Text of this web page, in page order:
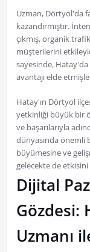
Uzman, Dörtyol'da
kazandırmıştır.
çıkmış, organik
müşterilerini
sayesinde,
avantajı elde
Hatay'ın Dörtyol
yetkinliği büyük bir
ve başarılarıyla
dünyasında önemli
büyümesine ve
gelecekte de
Dijital
Gözdesi:
Uzmanı